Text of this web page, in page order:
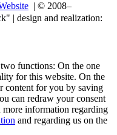
| © 2008–
| design and realization:
functions: On the one
for this website. On the
content for you by saving
can redraw your consent
more information regarding
and regarding us on the